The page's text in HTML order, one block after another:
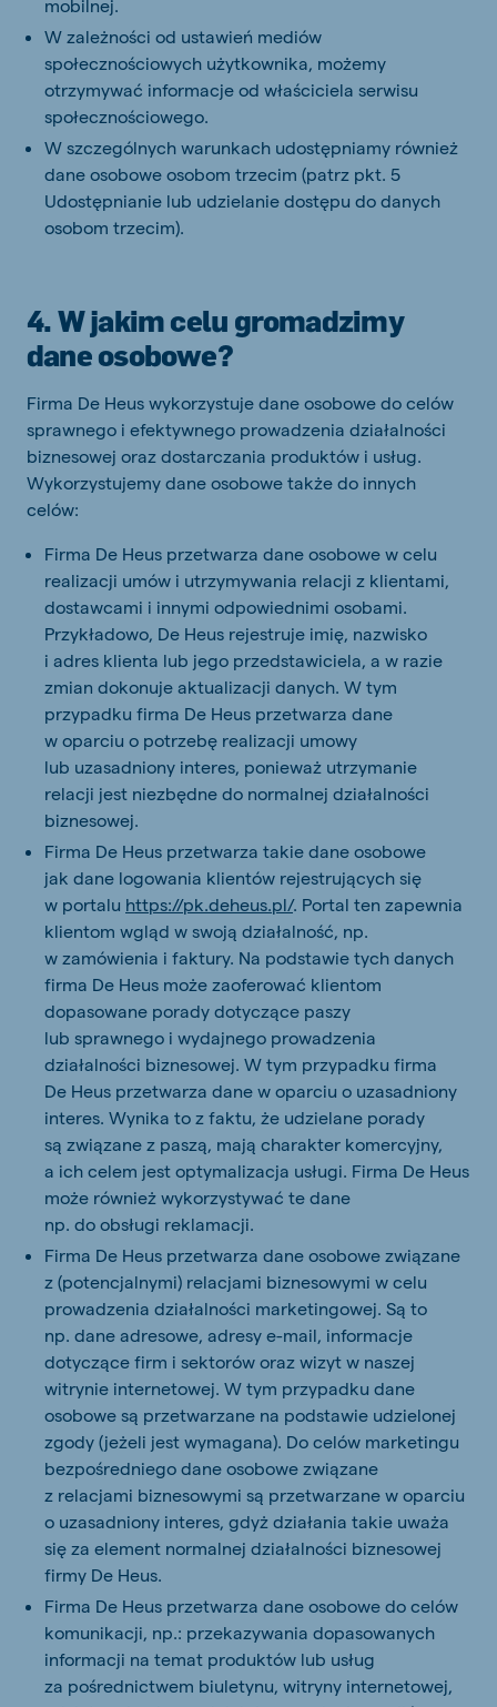
mobilnej.
W zależności od ustawień mediów
społecznościowych użytkownika, możemy
otrzymywać informacje od właściciela serwisu
społecznościowego.
W szczególnych warunkach udostępniamy również
dane osobowe osobom trzecim (patrz pkt. 5
Udostępnianie lub udzielanie dostępu do danych
osobom trzecim).
4. W jakim celu gromadzimy
dane osobowe?
Firma De Heus wykorzystuje dane osobowe do celów
sprawnego i efektywnego prowadzenia działalności
biznesowej oraz dostarczania produktów i usług.
Wykorzystujemy dane osobowe także do innych
celów:
Firma De Heus przetwarza dane osobowe w celu
realizacji umów i utrzymywania relacji z klientami,
dostawcami i innymi odpowiednimi osobami.
Przykładowo, De Heus rejestruje imię, nazwisko
i adres klienta lub jego przedstawiciela, a w razie
zmian dokonuje aktualizacji danych. W tym
przypadku firma De Heus przetwarza dane
w oparciu o potrzebę realizacji umowy
lub uzasadniony interes, ponieważ utrzymanie
relacji jest niezbędne do normalnej działalności
biznesowej.
Firma De Heus przetwarza takie dane osobowe
jak dane logowania klientów rejestrujących się
w portalu https://pk.deheus.pl/. Portal ten zapewnia
klientom wgląd w swoją działalność, np.
w zamówienia i faktury. Na podstawie tych danych
firma De Heus może zaoferować klientom
dopasowane porady dotyczące paszy
lub sprawnego i wydajnego prowadzenia
działalności biznesowej. W tym przypadku firma
De Heus przetwarza dane w oparciu o uzasadniony
interes. Wynika to z faktu, że udzielane porady
są związane z paszą, mają charakter komercyjny,
a ich celem jest optymalizacja usługi. Firma De Heus
może również wykorzystywać te dane
np. do obsługi reklamacji.
Firma De Heus przetwarza dane osobowe związane
z (potencjalnymi) relacjami biznesowymi w celu
prowadzenia działalności marketingowej. Są to
np. dane adresowe, adresy e-mail, informacje
dotyczące firm i sektorów oraz wizyt w naszej
witrynie internetowej. W tym przypadku dane
osobowe są przetwarzane na podstawie udzielonej
zgody (jeżeli jest wymagana). Do celów marketingu
bezpośredniego dane osobowe związane
z relacjami biznesowymi są przetwarzane w oparciu
o uzasadniony interes, gdyż działania takie uważa
się za element normalnej działalności biznesowej
firmy De Heus.
Firma De Heus przetwarza dane osobowe do celów
komunikacji, np.: przekazywania dopasowanych
informacji na temat produktów lub usług
za pośrednictwem biuletynu, witryny internetowej,